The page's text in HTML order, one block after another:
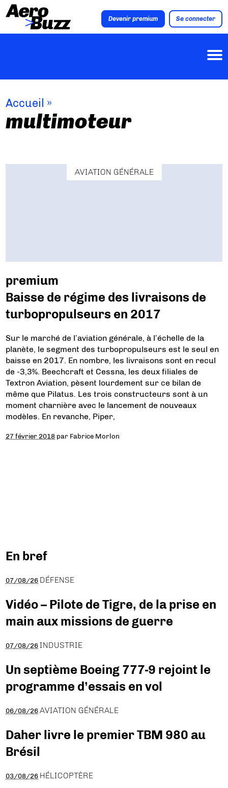
Devenir premium Se connecter
Accueil »
multimoteur
AVIATION GÉNÉRALE
premium
Baisse de régime des livraisons de
turbopropulseurs en 2017
Sur le marché de l’aviation générale, à l’échelle de la
planète, le segment des turbopropulseurs est le seul en
baisse en 2017. En nombre, les livraisons sont en recul
de -3,3%. Beechcraft et Cessna, les deux filiales de
Textron Aviation, pèsent lourdement sur ce bilan de
même que Pilatus. Les trois constructeurs sont à un
moment charnière avec le lancement de nouveaux
modèles. En revanche, Piper,
27 février 2018 par Fabrice Morlon
En bref
07/08/26 DÉFENSE
Vidéo – Pilote de Tigre, de la prise en
main aux missions de guerre
07/08/26 INDUSTRIE
Un septième Boeing 777-9 rejoint le
programme d’essais en vol
06/08/26 AVIATION GÉNÉRALE
Daher livre le premier TBM 980 au
Brésil
03/08/26 HÉLICOPTÈRE